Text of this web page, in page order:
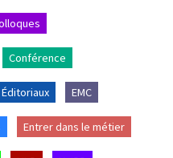
Conférence
Éditoriaux EMC
Entrer dans le métier